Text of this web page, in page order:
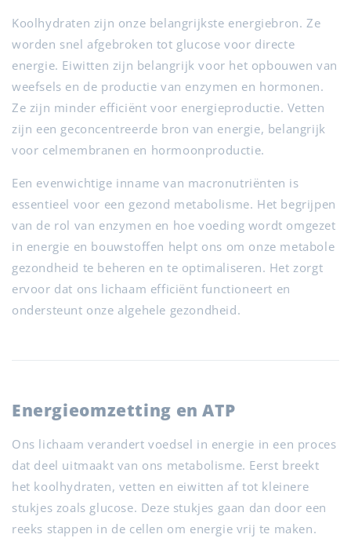
Koolhydraten zijn onze belangrijkste energiebron. Ze
worden snel afgebroken tot glucose voor directe
energie. Eiwitten zijn belangrijk voor het opbouwen van
weefsels en de productie van enzymen en hormonen.
Ze zijn minder efficiënt voor energieproductie. Vetten
zijn een geconcentreerde bron van energie, belangrijk
voor celmembranen en hormoonproductie.
Een evenwichtige inname van macronutriënten is
essentieel voor een gezond metabolisme. Het begrijpen
van de rol van enzymen en hoe voeding wordt omgezet
in energie en bouwstoffen helpt ons om onze metabole
gezondheid te beheren en te optimaliseren. Het zorgt
ervoor dat ons lichaam efficiënt functioneert en
ondersteunt onze algehele gezondheid.
Energieomzetting en ATP
Ons lichaam verandert voedsel in energie in een proces
dat deel uitmaakt van ons metabolisme. Eerst breekt
het koolhydraten, vetten en eiwitten af tot kleinere
stukjes zoals glucose. Deze stukjes gaan dan door een
reeks stappen in de cellen om energie vrij te maken.